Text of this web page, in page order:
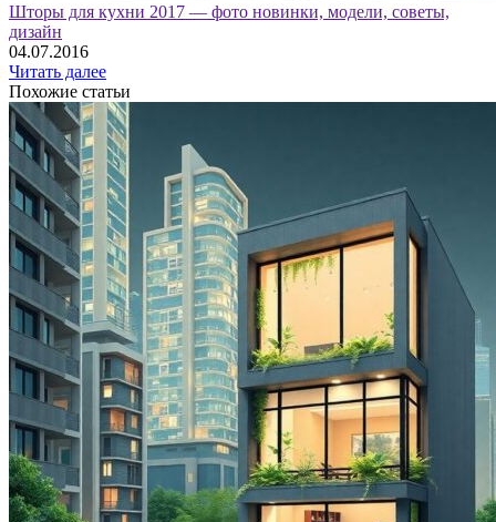
Шторы для кухни 2017 — фото новинки, модели, советы,
дизайн
04.07.2016
Читать далее
Похожие статьи